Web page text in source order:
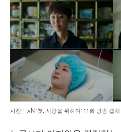
사진= tvN '첫, 사랑을 위하여' 11회 방송 캡처